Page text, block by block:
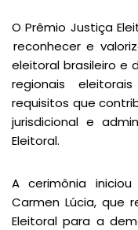
O Prêmio Justiça
reconhecer e
eleitoral brasileiro e
regionais
requisitos que
jurisdicional e
Eleitoral.
A cerimônia
Carmen Lúcia, que
Eleitoral para a